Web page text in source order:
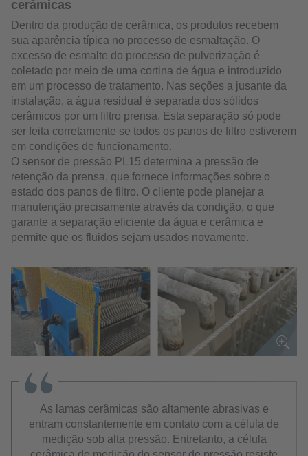
cerâmicas
Dentro da produção de cerâmica, os produtos recebem
sua aparência típica no processo de esmaltação. O
excesso de esmalte do processo de pulverização é
coletado por meio de uma cortina de água e introduzido
em um processo de tratamento. Nas seções a jusante da
instalação, a água residual é separada dos sólidos
cerâmicos por um filtro prensa. Esta separação só pode
ser feita corretamente se todos os panos de filtro estiverem
em condições de funcionamento.
O sensor de pressão PL15 determina a pressão de
retenção da prensa, que fornece informações sobre o
estado dos panos de filtro. O cliente pode planejar a
manutenção precisamente através da condição, o que
garante a separação eficiente da água e cerâmica e
permite que os fluidos sejam usados novamente.
As lamas cerâmicas são altamente abrasivas e
entram constantemente em contato com a célula de
medição sob alta pressão. Entretanto, a célula